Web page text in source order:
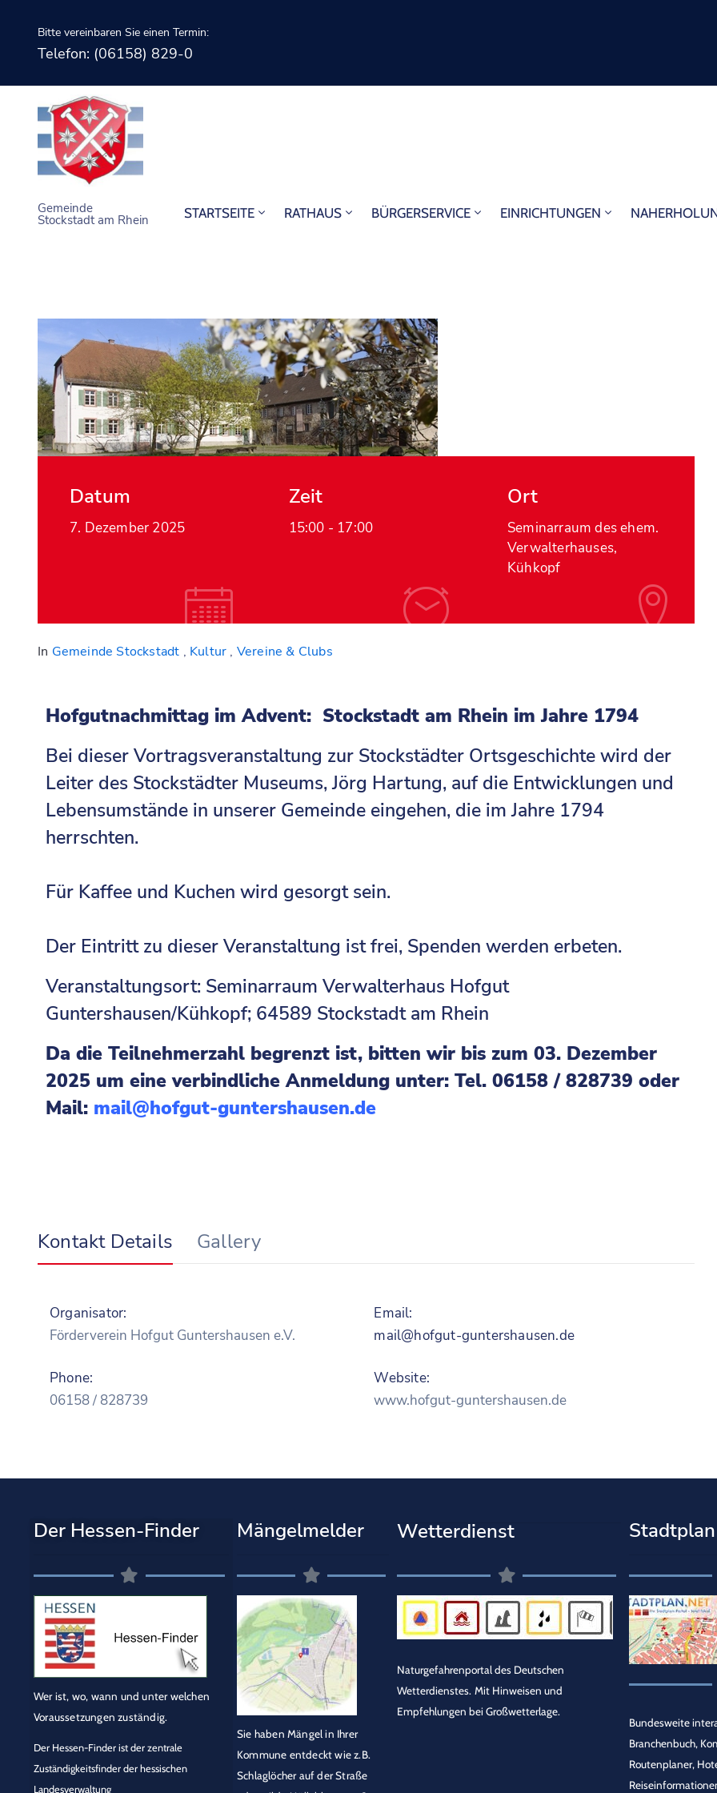
Bitte vereinbaren Sie einen Termin:
Telefon: (06158) 829-0
Gemeinde
Stockstadt am Rhein STARTSEITE RATHAUS BÜRGERSERVICE EINRICHTUNGEN
Datum
7. Dezember 2025
Zeit
15:00 - 17:00
Ort
Seminarraum des ehem.
Verwalterhauses,
Kühkopf
In Gemeinde Stockstadt , Kultur , Vereine & Clubs
Hofgutnachmittag im Advent: Stockstadt am Rhein im Jahre 1794
Bei dieser Vortragsveranstaltung zur Stockstädter Ortsgeschichte wird der
Leiter des Stockstädter Museums, Jörg Hartung, auf die Entwicklungen und
Lebensumstände in unserer Gemeinde eingehen, die im Jahre 1794
herrschten.
Für Kaffee und Kuchen wird gesorgt sein.
Der Eintritt zu dieser Veranstaltung ist frei, Spenden werden erbeten.
Veranstaltungsort: Seminarraum Verwalterhaus Hofgut
Guntershausen/Kühkopf; 64589 Stockstadt am Rhein
Da die Teilnehmerzahl begrenzt ist, bitten wir bis zum 03. Dezember
2025 um eine verbindliche Anmeldung unter: Tel. 06158 / 828739 oder
Mail: mail@hofgut-guntershausen.de
Kontakt Details Gallery
Organisator:
Förderverein Hofgut Guntershausen e.V.
Phone:
06158 / 828739
Email:
mail@hofgut-guntershausen.de
Website:
www.hofgut-guntershausen.de
Der Hessen-Finder
Wer ist, wo, wann und unter welchen
Voraussetzungen zuständig.
Der Hessen-Finder ist der zentrale
Zuständigkeitsfinder der hessischen
Landesverwaltung
Mängelmelder
Sie haben Mängel in Ihrer
Kommune entdeckt wie z.B.
Schlaglöcher auf der Straße
Wetterdienst
Naturgefahrenportal des Deutschen
Wetterdienstes. Mit Hinweisen und
Empfehlungen bei Großwetterlage.
Stadtplan
Bundesweite
Branchenbuch,
Routenplaner,